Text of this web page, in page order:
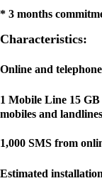
* 3 months
Characteristics:
Online and
1 Mobile Line 15
mobiles and
1,000 SMS from
Estimated